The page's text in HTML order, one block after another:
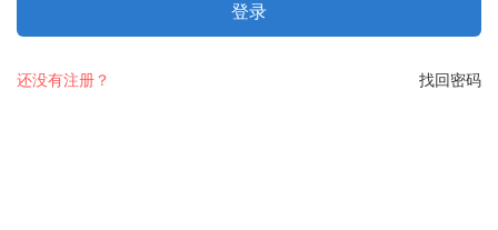
登录
找回密码
还没有注册？